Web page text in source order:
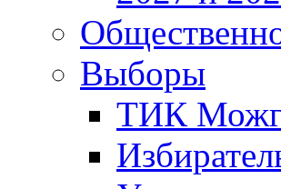
Выборы
ТИК